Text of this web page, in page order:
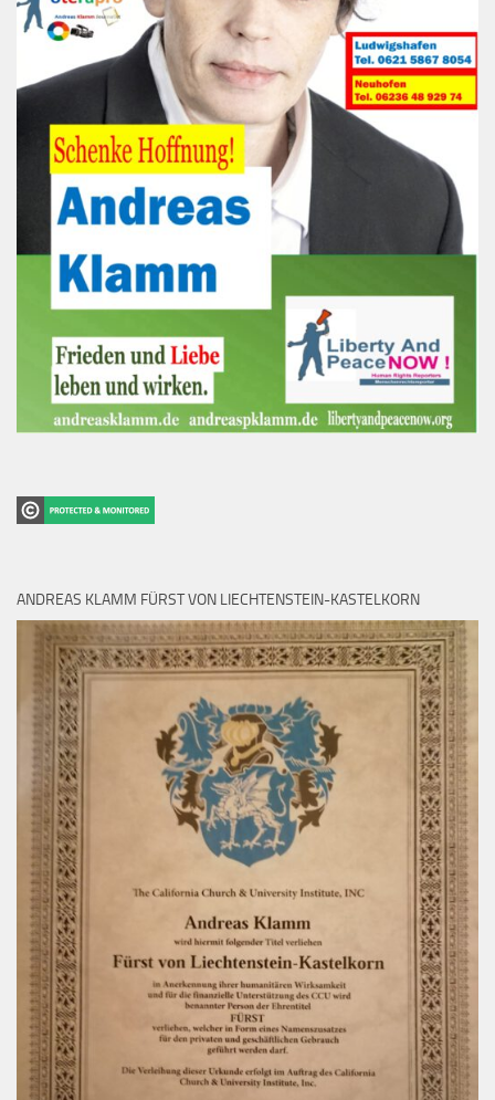
ANDREAS KLAMM FÜRST VON LIECHTENSTEIN-KASTELKORN